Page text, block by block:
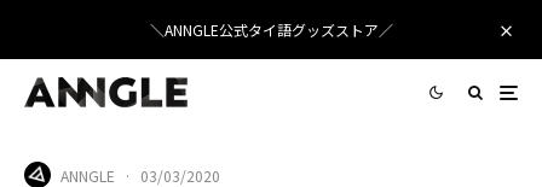
＼ANNGLE公式タイ語グッズストア／
ANNGLE · 03/03/2020